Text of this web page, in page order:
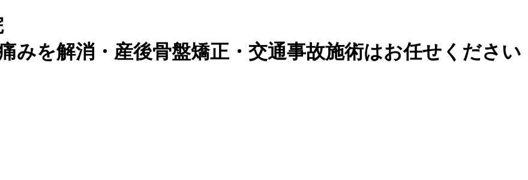
みを解消・産後骨盤矯正・交通事故施術はお任せください